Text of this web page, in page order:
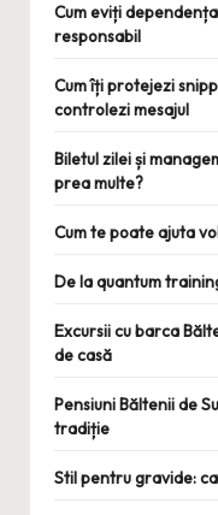
Cum eviți
responsabil
Cum îți protejezi
controlezi mesajul
Biletul zilei și
prea multe?
Cum te poate ajuta
De la quantum
Excursii cu barca
de casă
Pensiuni Băltenii de
tradiție
Stil pentru gravide: